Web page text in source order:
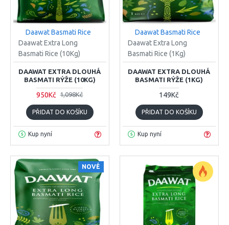
Daawat Basmati Rice
Daawat Extra Long
Basmati Rice (10Kg)
DAAWAT EXTRA DLOUHÁ
BASMATI RÝŽE (10KG)
950Kč 1,098Kč
PŘIDAT DO KOŠÍKU
Kup nyní
Daawat Basmati Rice
Daawat Extra Long
Basmati Rice (1Kg)
DAAWAT EXTRA DLOUHÁ
BASMATI RÝŽE (1KG)
149Kč
PŘIDAT DO KOŠÍKU
Kup nyní
NOVÉ